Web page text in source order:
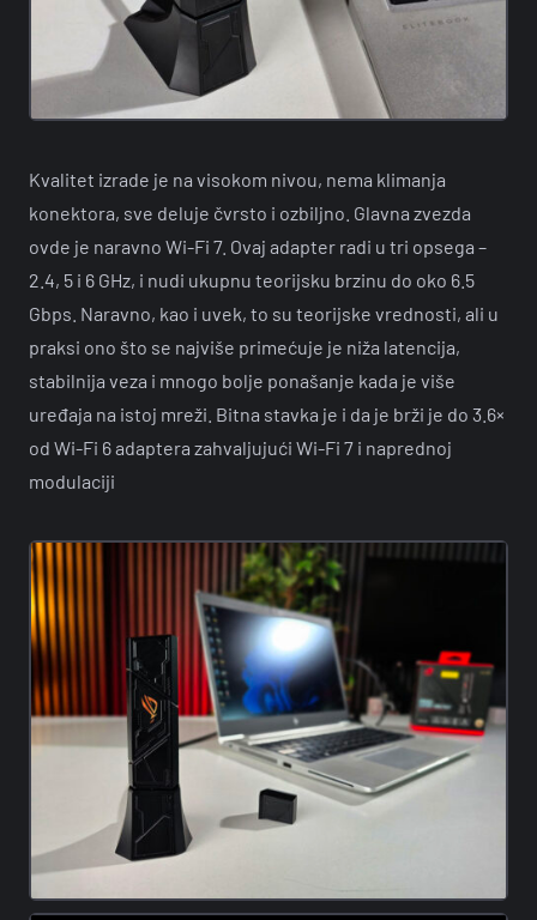
Kvalitet izrade je na visokom nivou, nema klimanja
konektora, sve deluje čvrsto i ozbiljno. Glavna zvezda
ovde je naravno Wi-Fi 7. Ovaj adapter radi u tri opsega –
2.4, 5 i 6 GHz, i nudi ukupnu teorijsku brzinu do oko 6.5
Gbps. Naravno, kao i uvek, to su teorijske vrednosti, ali u
praksi ono što se najviše primećuje je niža latencija,
stabilnija veza i mnogo bolje ponašanje kada je više
uređaja na istoj mreži. Bitna stavka je i da je brži je do 3.6×
od Wi-Fi 6 adaptera zahvaljujući Wi-Fi 7 i naprednoj
modulaciji